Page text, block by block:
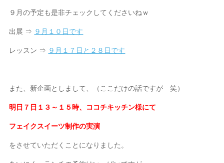
９月の予定も是非チェックしてくださいねｗ
出展 ⇒ ９月１０日です
レッスン ⇒ ９月１７日と２８日です
また、新企画としまして、（ここだけの話ですが 笑）
明日７日１３～１５時、ココチキッチン様にて
フェイクスイーツ制作の実演
をさせていただくことになりました。